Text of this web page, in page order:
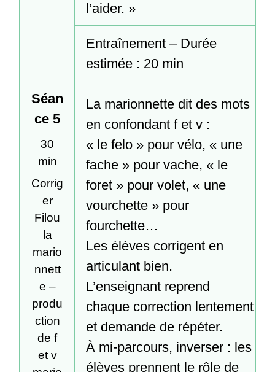
Séan
ce 5
30
min
Corrig
er
Filou
la
mario
nnett
e –
produ
ction
de f
et v
l’aider. »
Entraînement – Durée
estimée : 20 min
La marionnette dit des mots
en confondant f et v :
« le felo » pour vélo, « une
fache » pour vache, « le
foret » pour volet, « une
vourchette » pour
fourchette…
Les élèves corrigent en
articulant bien.
L’enseignant reprend
chaque correction lentement
et demande de répéter.
À mi-parcours, inverser : les
élèves prennent le rôle de